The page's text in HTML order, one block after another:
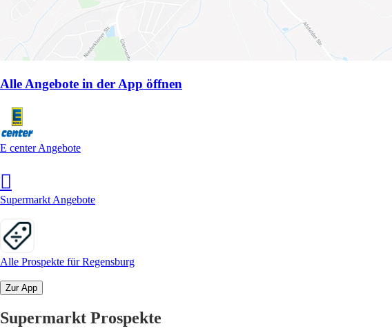
Alle Angebote in der App öffnen
E center Angebote
Supermarkt Angebote
Alle Prospekte für Regensburg
Zur App
Supermarkt Prospekte